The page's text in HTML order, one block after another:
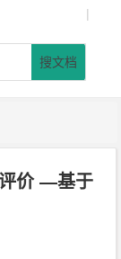
|
搜文档
价 —基于